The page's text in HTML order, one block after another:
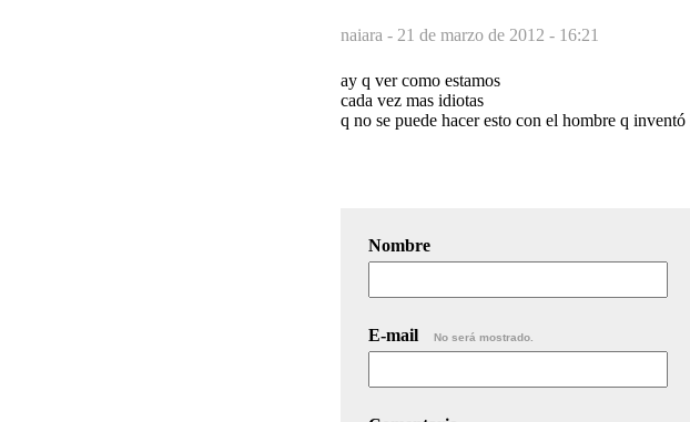
naiara - 21 de marzo de 2012 - 16:21
ay q ver como estamos
cada vez mas idiotas
q no se puede hacer esto con el hombre q
Nombre
E-mail No será mostrado.